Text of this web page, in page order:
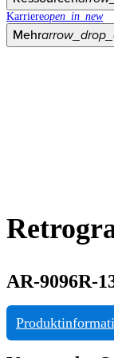
Karriereopen_in_new
Mehr
AR-9096R-